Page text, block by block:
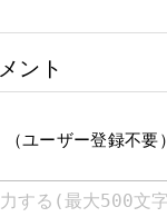
ント
ユーザー登録不要）